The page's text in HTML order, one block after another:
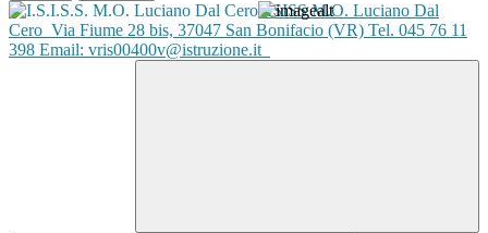
ISISS M.O. Luciano Dal
Cero Via Fiume 28 bis, 37047 San Bonifacio (VR) Tel. 045 76 11
398 Email: vris00400v@istruzione.it